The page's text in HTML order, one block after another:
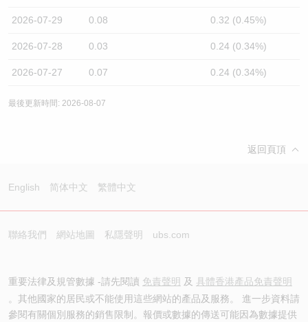
2026-07-29 0.08 0.32 (0.45%)
2026-07-28 0.03 0.24 (0.34%)
2026-07-27 0.07 0.24 (0.34%)
最後更新時間: 2026-08-07
返回頁頂
English 简体中文 繁體中文
聯絡我們 網站地圖 私隱聲明 ubs.com
重要法律及規管數據 -請先閱讀 免責聲明 及 具體香港產品免責聲明
。其他國家的居民或不能使用這些網站的產品及服務。 進一步資料請
參閱有關個別服務的銷售限制。報價或數據的傳送可能因為數據提供